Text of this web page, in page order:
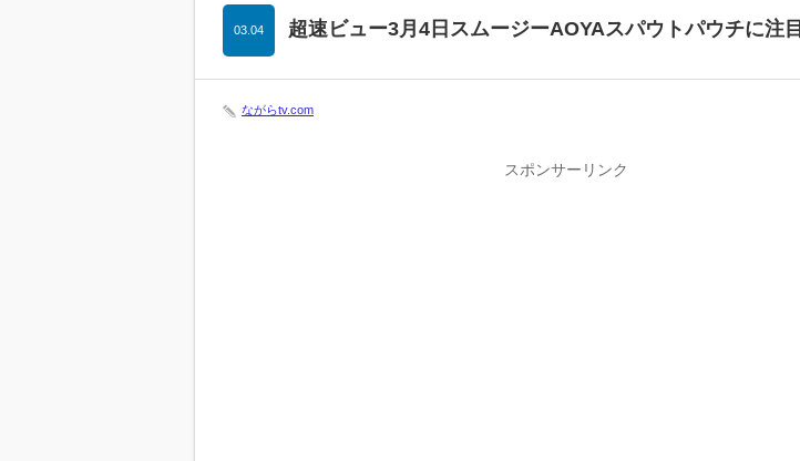
超速ビュー3月4日スムージーAOYAスパウトパウチに注目
03.04
ながらtv.com
スポンサーリンク